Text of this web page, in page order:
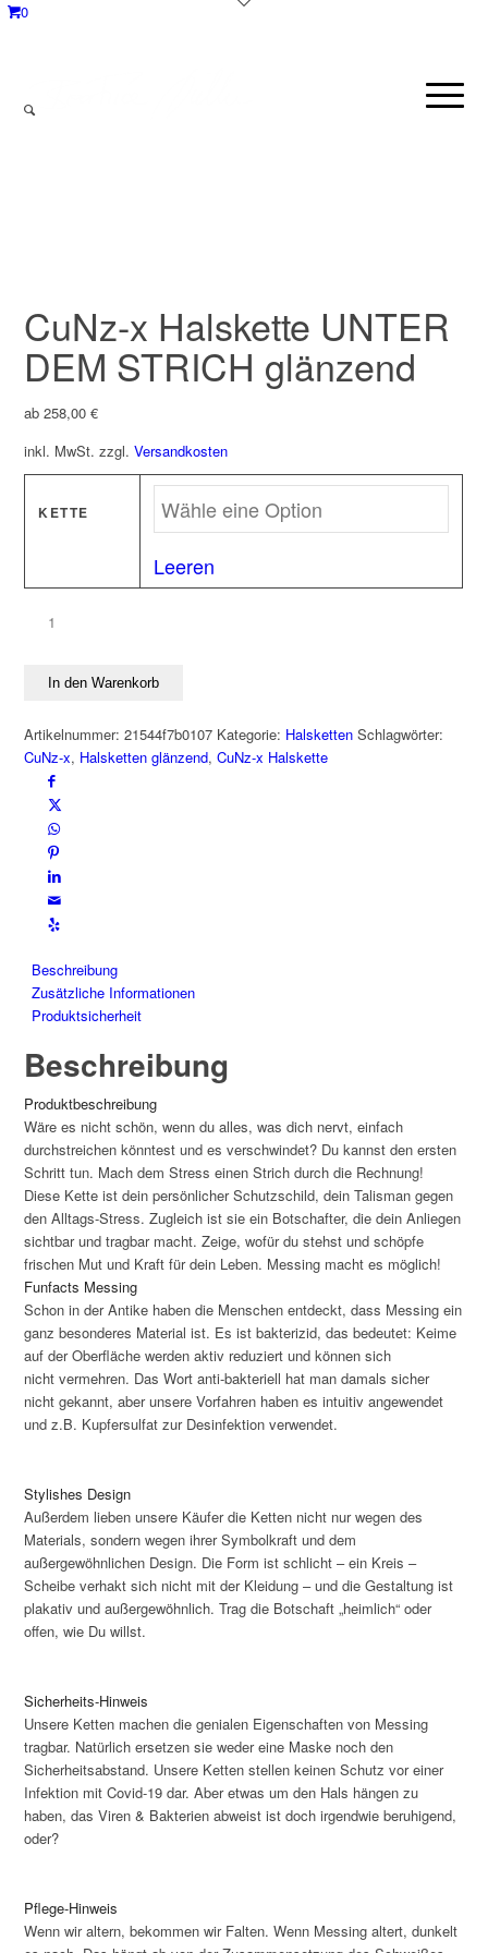
0
CuNz-x Halskette UNTER
DEM STRICH glänzend
ab258,00€
inkl. MwSt.zzgl.Versandkosten
KETTE
Leeren
CuNz-
UNTER
STRICH
glänzend
Menge
In den Warenkorb
Artikelnummer:21544f7b0107 Kategorie: Halsketten Schlagwörter:
CuNz-x, Halsketten glänzend,CuNz-x Halskette
Beschreibung
Zusätzliche Informationen
Produktsicherheit
Beschreibung
Produktbeschreibung
Wäre es nicht schön, wenn du alles, was dich nervt, einfach
durchstreichen könntest und es verschwindet? Du kannst den ersten
Schritt tun. Mach dem Stress einen Strich durch die Rechnung!
Diese Kette ist dein persönlicher Schutzschild, dein Talisman gegen
den Alltags-Stress. Zugleich ist sie ein Botschafter, die dein Anliegen
sichtbar und tragbar macht. Zeige, wofür du stehst und schöpfe
frischen Mut und Kraft für dein Leben. Messing macht es möglich!
Funfacts Messing
Schon in der Antike haben die Menschen entdeckt, dass Messing ein
ganz besonderes Material ist. Es ist bakterizid, das bedeutet: Keime
auf der Oberfläche werden aktiv reduziert und können sich
nicht vermehren. Das Wort anti-bakteriell hat man damals sicher
nicht gekannt, aber unsere Vorfahren haben es intuitiv angewendet
und z.B. Kupfersulfat zur Desinfektion verwendet.
Stylishes Design
Außerdem lieben unsere Käufer die Ketten nicht nur wegen des
Materials, sondern wegen ihrer Symbolkraft und dem
außergewöhnlichen Design. Die Form ist schlicht – ein Kreis –
Scheibe verhakt sich nicht mit der Kleidung – und die Gestaltung ist
plakativ und außergewöhnlich. Trag die Botschaft „heimlich“ oder
offen, wie Du willst.
Sicherheits-Hinweis
Unsere Ketten machen die genialen Eigenschaften von Messing
tragbar. Natürlich ersetzen sie weder eine Maske noch den
Sicherheitsabstand. Unsere Ketten stellen keinen Schutz vor einer
Infektion mit Covid-19 dar. Aber etwas um den Hals hängen zu
haben, das Viren & Bakterien abweist ist doch irgendwie beruhigend,
oder?
Pflege-Hinweis
Wenn wir altern, bekommen wir Falten. Wenn Messing altert, dunkelt